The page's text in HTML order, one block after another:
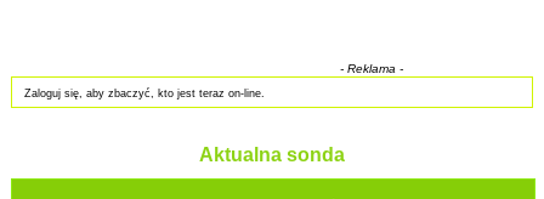
- Reklama -
Zaloguj się, aby zbaczyć, kto jest teraz on-line.
Aktualna sonda